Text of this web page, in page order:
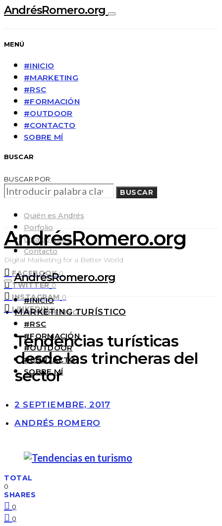
AndrésRomero.org
MENÚ
#INICIO
#MARKETING
#RSC
#FORMACIÓN
#OUTDOOR
#CONTACTO
SOBRE MÍ
BUSCAR
BUSCAR POR:
BUSCAR
Quién es Andrés
Porfolio
Colaboración
Contacto
FACEBOOK 0
TWITTER 0
INSTAGRAM 0
LINKEDIN 0
AndrésRomero.org
Digital Marketing for a Better World
AndrésRomero.org
#INICIO
#MARKETING
#RSC
#FORMACIÓN
#OUTDOOR
#CONTACTO
SOBRE MÍ
MARKETING TURÍSTICO
Tendencias turísticas
desde las trincheras del
sector
2 SEPTIEMBRE, 2017
ANDRÉS ROMERO
TOTAL
0
SHARES
0
0